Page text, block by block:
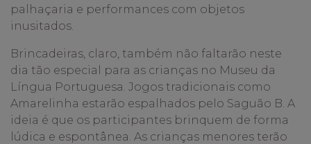
palhaçaria e performances com objetos
inusitados.
Brincadeiras, claro, também não faltarão neste
dia tão especial para as crianças no Museu da
Língua Portuguesa. Jogos tradicionais como
Amarelinha estarão espalhados pelo Saguão B. A
ideia é que os participantes brinquem de forma
lúdica e espontânea. As crianças menores terão